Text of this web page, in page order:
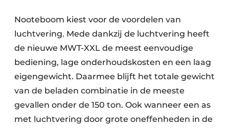
Nooteboom kiest voor de voordelen van
luchtvering. Mede dankzij de luchtvering heeft
de nieuwe MWT-XXL de meest eenvoudige
bediening, lage onderhoudskosten en een laag
eigengewicht. Daarmee blijft het totale gewicht
van de beladen combinatie in de meeste
gevallen onder de 150 ton. Ook wanneer een as
met luchtvering door grote oneffenheden in de